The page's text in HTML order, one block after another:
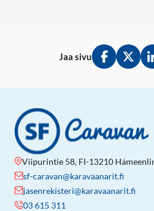
Jaa sivu
Jaa Jaa
Viipurintie 58, FI-13210
sf-caravan@karavaanarit.fi
jasenrekisteri@karavaanarit.fi
03 615 311